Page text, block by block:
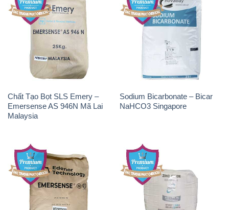
Chất Tạo Bọt SLS Emery –
Emersense AS 946N Mã Lai
Malaysia
Sodium Bicarbonate – Bicar
NaHCO3 Singapore